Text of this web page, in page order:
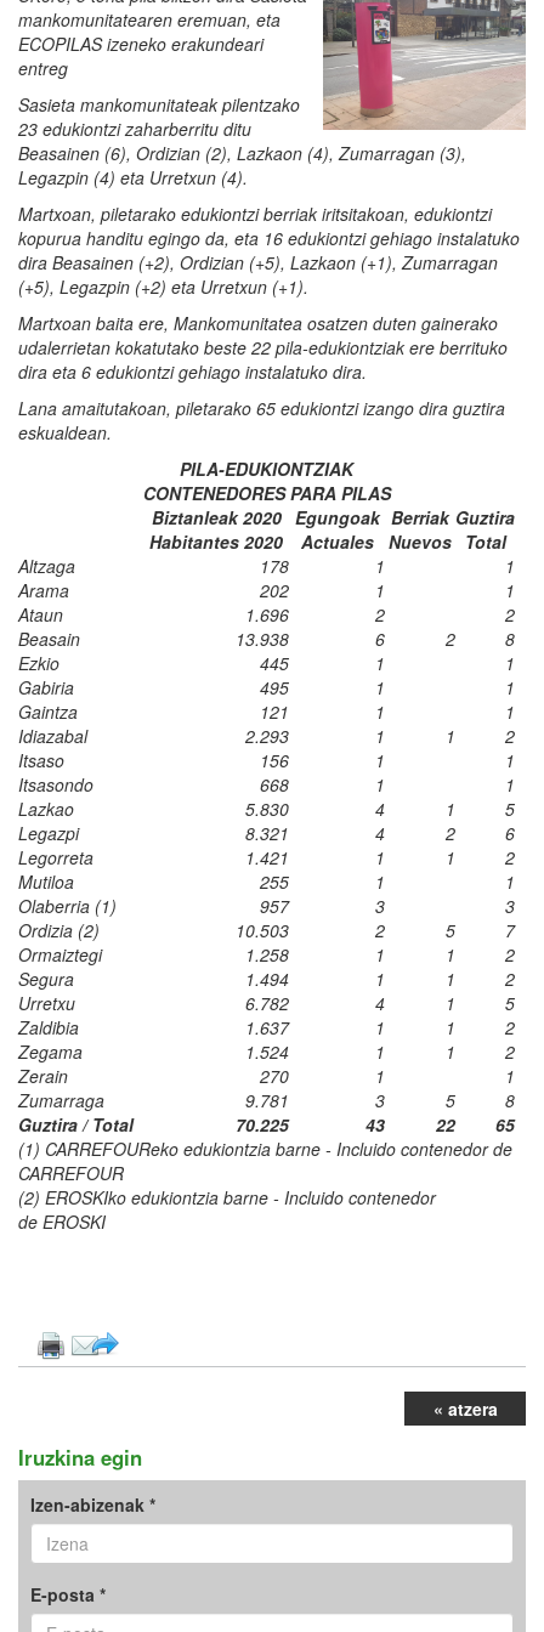
mankomunitatearen eremuan, eta
ECOPILAS izeneko erakundeari
entreg
Sasieta mankomunitateak pilentzako
23 edukiontzi zaharberritu ditu
Beasainen (6), Ordizian (2), Lazkaon (4), Zumarragan (3),
Legazpin (4) eta Urretxun (4).
Martxoan, piletarako edukiontzi berriak iritsitakoan, edukiontzi
kopurua handitu egingo da, eta 16 edukiontzi gehiago instalatuko
dira Beasainen (+2), Ordizian (+5), Lazkaon (+1), Zumarragan
(+5), Legazpin (+2) eta Urretxun (+1).
Martxoan baita ere, Mankomunitatea osatzen duten gainerako
udalerrietan kokatutako beste 22 pila-edukiontziak ere berrituko
dira eta 6 edukiontzi gehiago instalatuko dira.
Lana amaitutakoan, piletarako 65 edukiontzi izango dira guztira
eskualdean.
PILA-EDUKIONTZIAK
CONTENEDORES PARA PILAS
Biztanleak 2020 Egungoak Berriak Guztira
Habitantes 2020
Actuales Nuevos Total
Altzaga
178 1
1
Arama
202 1
1
Ataun
1.696 2
2
Beasain
13.938 6 2
8
Ezkio
445 1
1
Gabiria
495 1
1
Gaintza
121 1
1
Idiazabal
2.293 1 1
2
Itsaso
156 1
1
Itsasondo
668 1
1
Lazkao
5.830 4 1
5
Legazpi
8.321 4 2
6
Legorreta
1.421 1 1
2
Mutiloa
255 1
1
Olaberria (1)
957 3
3
Ordizia (2)
10.503 2 5
7
Ormaiztegi
1.258 1 1
2
Segura
1.494 1 1
2
Urretxu
6.782 4 1
5
Zaldibia
1.637 1 1
2
Zegama
1.524 1 1
2
Zerain
270 1
1
Zumarraga
9.781 3 5
8
Guztira / Total
70.225 43 22
65
(1) CARREFOUReko edukiontzia barne - Incluido contenedor de
CARREFOUR
(2) EROSKIko edukiontzia barne - Incluido contenedor
de EROSKI
« atzera
Iruzkina egin
Izen-abizenak *
E-posta *